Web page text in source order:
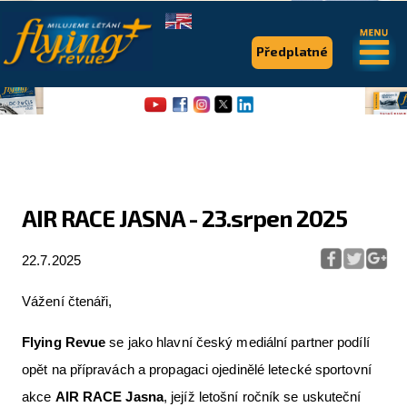
AIR RACE JASNA - 23.srpen 2025
22.7.2025
Vážení čtenáři,
Flying Revue se jako hlavní český mediální partner podílí
opět na přípravách a propagaci ojedinělé letecké sportovní
akce AIR RACE Jasna, jejíž letošní ročník se uskuteční
Předplatné
.
Pro piloty
Série & speciály